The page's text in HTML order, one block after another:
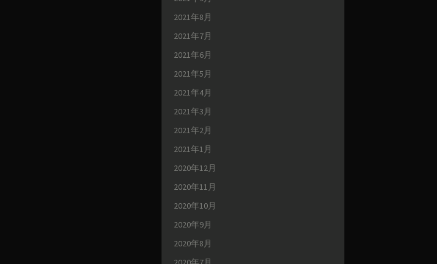
2021年8月
2021年7月
2021年6月
2021年5月
2021年4月
2021年3月
2021年2月
2021年1月
2020年12月
2020年11月
2020年10月
2020年9月
2020年8月